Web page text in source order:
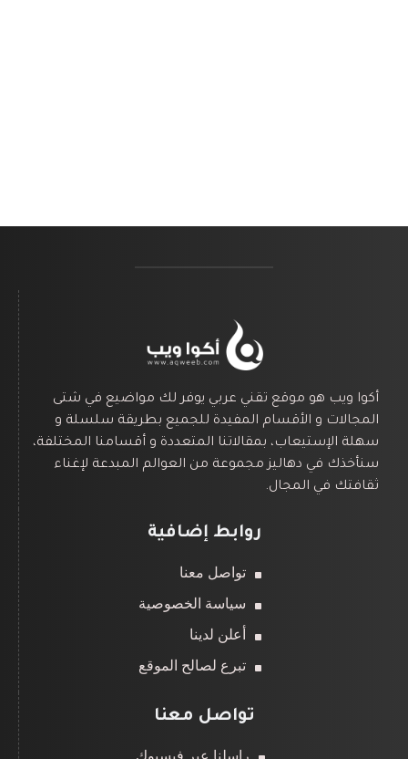
أكوا ويب هو موقع تقني عربي يوفر لك مواضيع في شتى
المجالات و الأقسام المفيدة للجميع بطريقة سلسلة و
سهلة الإستيعاب، بمقالاتنا المتعددة و أقسامنا المختلفة،
سنأخذك في دهاليز مجموعة من العوالم المبدعة لإغناء
ثقافتك في المجال.
روابط إضافية
تواصل معنا
سياسة الخصوصية
أعلن لدينا
تبرع لصالح الموقع
تواصل معنا
راسلنا عبر فيسبوك